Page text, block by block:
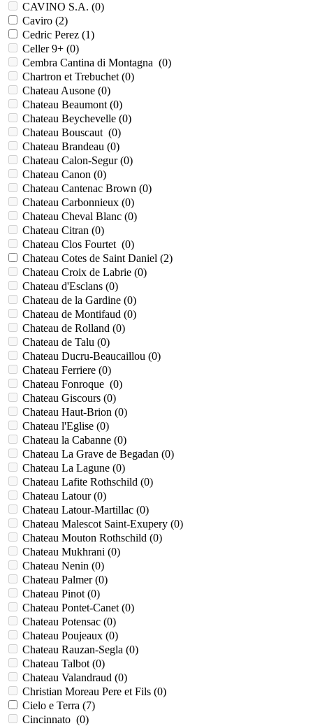
CAVINO S.A. (0)
Caviro (2)
Cedric Perez (1)
Celler 9+ (0)
Cembra Cantina di Montagna (0)
Chartron et Trebuchet (0)
Chateau Ausone (0)
Chateau Beaumont (0)
Chateau Beychevelle (0)
Chateau Bouscaut (0)
Chateau Brandeau (0)
Chateau Calon-Segur (0)
Chateau Canon (0)
Chateau Cantenac Brown (0)
Chateau Carbonnieux (0)
Chateau Cheval Blanc (0)
Chateau Citran (0)
Chateau Clos Fourtet (0)
Chateau Cotes de Saint Daniel (2)
Chateau Croix de Labrie (0)
Chateau d'Esclans (0)
Chateau de la Gardine (0)
Chateau de Montifaud (0)
Chateau de Rolland (0)
Chateau de Talu (0)
Chateau Ducru-Beaucaillou (0)
Chateau Ferriere (0)
Chateau Fonroque (0)
Chateau Giscours (0)
Chateau Haut-Brion (0)
Chateau l'Eglise (0)
Chateau la Cabanne (0)
Chateau La Grave de Begadan (0)
Chateau La Lagune (0)
Chateau Lafite Rothschild (0)
Chateau Latour (0)
Chateau Latour-Martillac (0)
Chateau Malescot Saint-Exupery (0)
Chateau Mouton Rothschild (0)
Chateau Mukhrani (0)
Chateau Nenin (0)
Chateau Palmer (0)
Chateau Pinot (0)
Chateau Pontet-Canet (0)
Chateau Potensac (0)
Chateau Poujeaux (0)
Chateau Rauzan-Segla (0)
Chateau Talbot (0)
Chateau Valandraud (0)
Christian Moreau Pere et Fils (0)
Cielo e Terra (7)
Cincinnato (0)